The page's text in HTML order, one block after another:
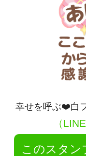
幸せを呼ぶ❤️白
（
このスタン